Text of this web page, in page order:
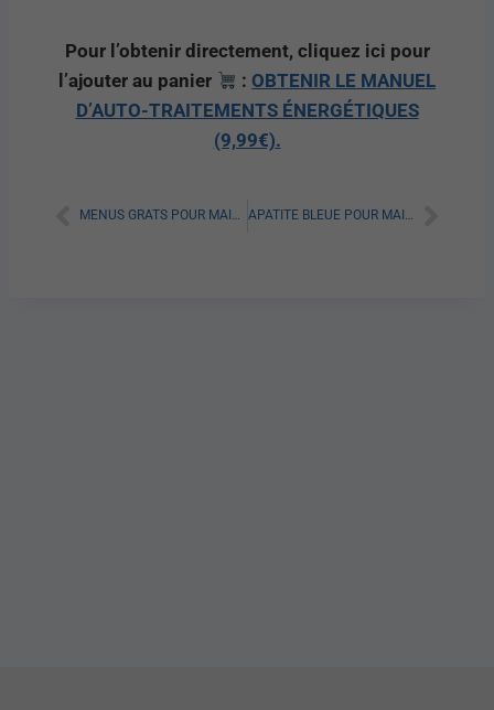
Pour l’obtenir directement, cliquez ici pour
l’ajouter au panier
: OBTENIR LE MANUEL
D’AUTO-TRAITEMENTS ÉNERGÉTIQUES
(9,99€).
MENUS GRATS POUR MAIGRIR PDF : TOUT SAVOIR APATITE BLEUE POUR MAIGRIR : TOUT SAVOIR SUR SES AVIS ET EFFICACITÉ